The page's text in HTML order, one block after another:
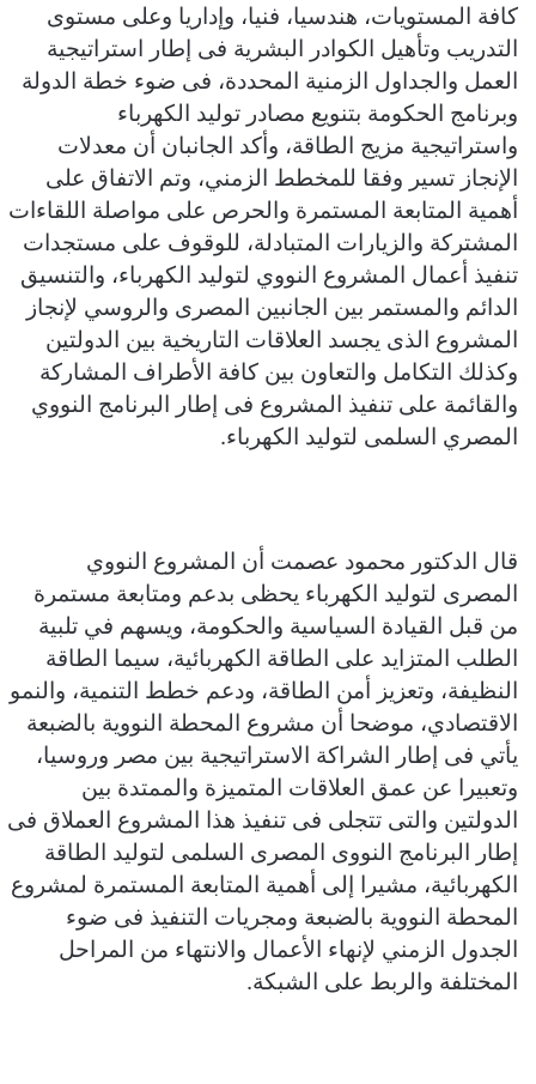
كافة المستويات، هندسيا، فنيا، وإداريا وعلى مستوى
التدريب وتأهيل الكوادر البشرية فى إطار استراتيجية
العمل والجداول الزمنية المحددة، فى ضوء خطة الدولة
وبرنامج الحكومة بتنويع مصادر توليد الكهرباء
واستراتيجية مزيج الطاقة، وأكد الجانبان أن معدلات
الإنجاز تسير وفقا للمخطط الزمني، وتم الاتفاق على
أهمية المتابعة المستمرة والحرص على مواصلة اللقاءات
المشتركة والزيارات المتبادلة، للوقوف على مستجدات
تنفيذ أعمال المشروع النووي لتوليد الكهرباء، والتنسيق
الدائم والمستمر بين الجانبين المصرى والروسي لإنجاز
المشروع الذى يجسد العلاقات التاريخية بين الدولتين
وكذلك التكامل والتعاون بين كافة الأطراف المشاركة
والقائمة على تنفيذ المشروع فى إطار البرنامج النووي
المصري السلمى لتوليد الكهرباء.
قال الدكتور محمود عصمت أن المشروع النووي
المصرى لتوليد الكهرباء يحظى بدعم ومتابعة مستمرة
من قبل القيادة السياسية والحكومة، ويسهم في تلبية
الطلب المتزايد على الطاقة الكهربائية، سيما الطاقة
النظيفة، وتعزيز أمن الطاقة، ودعم خطط التنمية، والنمو
الاقتصادي، موضحا أن مشروع المحطة النووية بالضبعة
يأتي فى إطار الشراكة الاستراتيجية بين مصر وروسيا،
وتعبيرا عن عمق العلاقات المتميزة والممتدة بين
الدولتين والتى تتجلى فى تنفيذ هذا المشروع العملاق فى
إطار البرنامج النووى المصرى السلمى لتوليد الطاقة
الكهربائية، مشيرا إلى أهمية المتابعة المستمرة لمشروع
المحطة النووية بالضبعة ومجريات التنفيذ فى ضوء
الجدول الزمني لإنهاء الأعمال والانتهاء من المراحل
المختلفة والربط على الشبكة.